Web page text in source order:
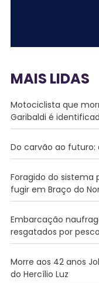
MAIS LIDAS
Motociclista que
Garibaldi é
Do carvão ao
Foragido do sistema
fugir em Braço do
Embarcação
resgatados por
Morre aos 42 anos
do Hercílio Luz